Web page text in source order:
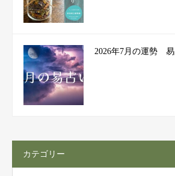
2026年7月の運勢
カテゴリー